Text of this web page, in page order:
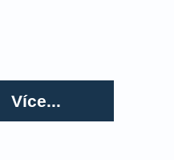
Více...